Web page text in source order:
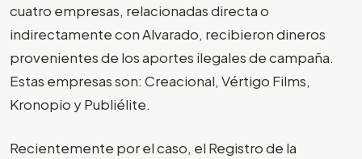
cuatro empresas, relacionadas directa o
indirectamente con Alvarado, recibieron dineros
provenientes de los aportes ilegales de campaña.
Estas empresas son: Creacional, Vértigo Films,
Kronopio y Publiélite.
Recientemente por el caso, el Registro de la